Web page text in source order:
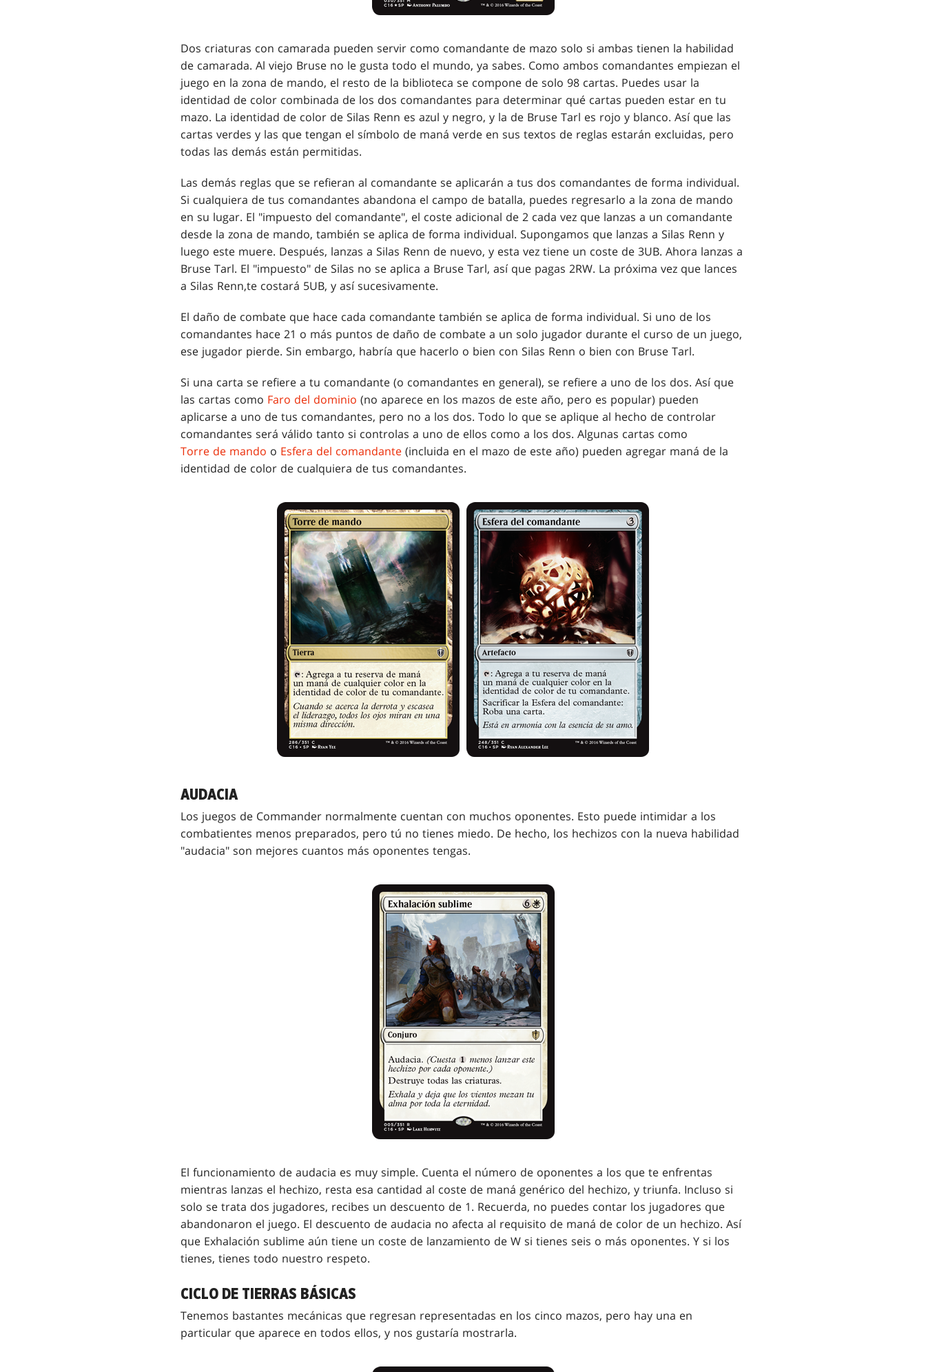
Dos criaturas con camarada pueden servir como comandante de mazo solo si ambas tienen la habilidad
de camarada. Al viejo Bruse no le gusta todo el mundo, ya sabes. Como ambos comandantes empiezan el
juego en la zona de mando, el resto de la biblioteca se compone de solo 98 cartas. Puedes usar la
identidad de color combinada de los dos comandantes para determinar qué cartas pueden estar en tu
mazo. La identidad de color de Silas Renn es azul y negro, y la de Bruse Tarl es rojo y blanco. Así que las
cartas verdes y las que tengan el símbolo de maná verde en sus textos de reglas estarán excluidas, pero
todas las demás están permitidas.
Las demás reglas que se refieran al comandante se aplicarán a tus dos comandantes de forma individual.
Si cualquiera de tus comandantes abandona el campo de batalla, puedes regresarlo a la zona de mando
en su lugar. El "impuesto del comandante", el coste adicional de 2 cada vez que lanzas a un comandante
desde la zona de mando, también se aplica de forma individual. Supongamos que lanzas a Silas Renn y
luego este muere. Después, lanzas a Silas Renn de nuevo, y esta vez tiene un coste de 3UB. Ahora lanzas a
Bruse Tarl. El "impuesto" de Silas no se aplica a Bruse Tarl, así que pagas 2RW. La próxima vez que lances
a Silas Renn,te costará 5UB, y así sucesivamente.
El daño de combate que hace cada comandante también se aplica de forma individual. Si uno de los
comandantes hace 21 o más puntos de daño de combate a un solo jugador durante el curso de un juego,
ese jugador pierde. Sin embargo, habría que hacerlo o bien con Silas Renn o bien con Bruse Tarl.
Si una carta se refiere a tu comandante (o comandantes en general), se refiere a uno de los dos. Así que
las cartas como Faro del dominio (no aparece en los mazos de este año, pero es popular) pueden
aplicarse a uno de tus comandantes, pero no a los dos. Todo lo que se aplique al hecho de controlar
comandantes será válido tanto si controlas a uno de ellos como a los dos. Algunas cartas como
Torre de mando o Esfera del comandante (incluida en el mazo de este año) pueden agregar maná de la
identidad de color de cualquiera de tus comandantes.
AUDACIA
Los juegos de Commander normalmente cuentan con muchos oponentes. Esto puede intimidar a los
combatientes menos preparados, pero tú no tienes miedo. De hecho, los hechizos con la nueva habilidad
"audacia" son mejores cuantos más oponentes tengas.
El funcionamiento de audacia es muy simple. Cuenta el número de oponentes a los que te enfrentas
mientras lanzas el hechizo, resta esa cantidad al coste de maná genérico del hechizo, y triunfa. Incluso si
solo se trata dos jugadores, recibes un descuento de 1. Recuerda, no puedes contar los jugadores que
abandonaron el juego. El descuento de audacia no afecta al requisito de maná de color de un hechizo. Así
que Exhalación sublime aún tiene un coste de lanzamiento de W si tienes seis o más oponentes. Y si los
tienes, tienes todo nuestro respeto.
CICLO DE TIERRAS BÁSICAS
Tenemos bastantes mecánicas que regresan representadas en los cinco mazos, pero hay una en
particular que aparece en todos ellos, y nos gustaría mostrarla.